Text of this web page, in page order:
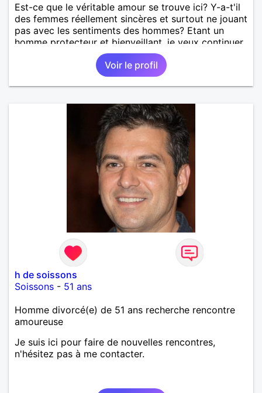
Est-ce que le véritable amour se trouve ici? Y-a-t'il
des femmes réellement sincères et surtout ne jouant
pas avec les sentiments des hommes? Etant un
homme protecteur et bienveillant, je veux continuer
d'y croire et pouvoir enfin former la petite famille
que je désir temps. Faux profil, profiteuse et autres
joyeuseté passer votre chemin, vous ne
m'intéressez pas du tout!
Voir le profil
h de soissons
Soissons - 51 ans
Homme divorcé(e) de 51 ans recherche rencontre
amoureuse
Je suis ici pour faire de nouvelles rencontres,
n'hésitez pas à me contacter.